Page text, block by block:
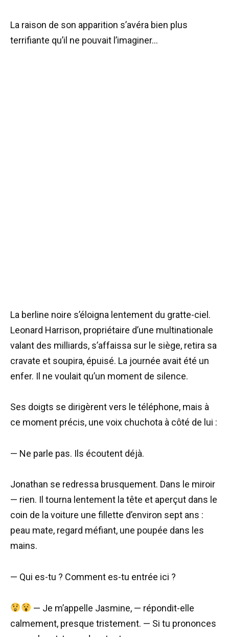
La raison de son apparition s’avéra bien plus
terrifiante qu’il ne pouvait l’imaginer…
La berline noire s’éloigna lentement du gratte-ciel.
Leonard Harrison, propriétaire d’une multinationale
valant des milliards, s’affaissa sur le siège, retira sa
cravate et soupira, épuisé. La journée avait été un
enfer. Il ne voulait qu’un moment de silence.
Ses doigts se dirigèrent vers le téléphone, mais à
ce moment précis, une voix chuchota à côté de lui :
— Ne parle pas. Ils écoutent déjà.
Jonathan se redressa brusquement. Dans le miroir
— rien. Il tourna lentement la tête et aperçut dans le
coin de la voiture une fillette d’environ sept ans :
peau mate, regard méfiant, une poupée dans les
mains.
— Qui es-tu ? Comment es-tu entrée ici ?
— Je m’appelle Jasmine, — répondit-elle
calmement, presque tristement. — Si tu prononces